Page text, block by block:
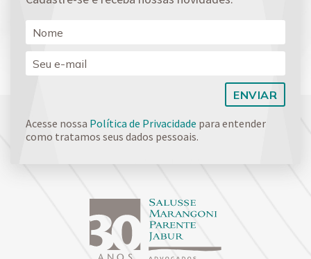
Acesse nossa Política de Privacidade para entender
como tratamos seus dados pessoais.